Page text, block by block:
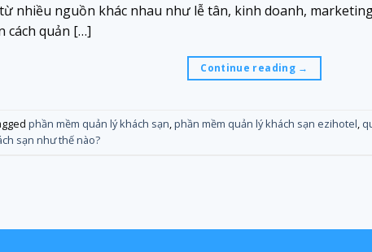
nhiều nguồn khác nhau như lễ tân, kinh doanh,
cách quản […]
Continue reading →
phần mềm quản lý khách sạn,phần mềm quản lý khách sạn ezihotel,
sạn như thế nào?